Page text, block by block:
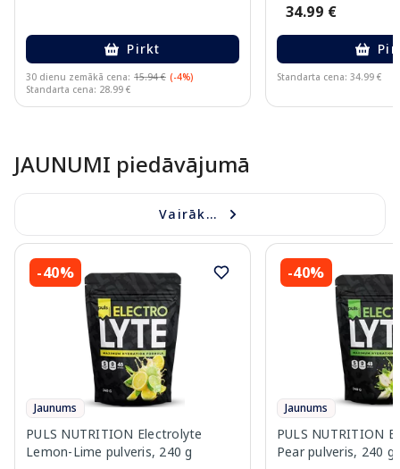
Pirkt
30 dienu zemākā cena: 15.94 € (-4%)
Standarta cena: 28.99 €
34.99 €
Standarta cena: 34.99 €
JAUNUMI piedāvājumā
Vairāk...
-40%
Jaunums
PULS NUTRITION Electrolyte
Lemon-Lime pulveris, 240 g
-40%
Jaunums
PULS NUTRITION
Pear pulveris, 240 g